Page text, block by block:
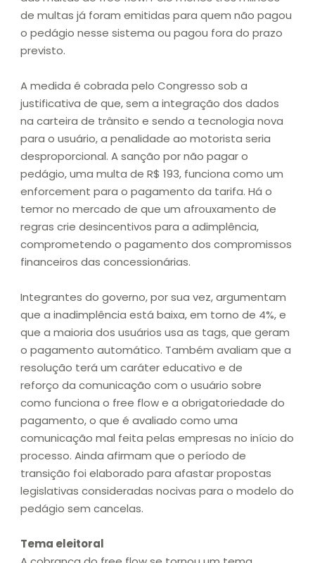
de multas já foram emitidas para quem não pagou
o pedágio nesse sistema ou pagou fora do prazo
previsto.
A medida é cobrada pelo Congresso sob a
justificativa de que, sem a integração dos dados
na carteira de trânsito e sendo a tecnologia nova
para o usuário, a penalidade ao motorista seria
desproporcional. A sanção por não pagar o
pedágio, uma multa de R$ 193, funciona como um
enforcement para o pagamento da tarifa. Há o
temor no mercado de que um afrouxamento de
regras crie desincentivos para a adimplência,
comprometendo o pagamento dos compromissos
financeiros das concessionárias.
Integrantes do governo, por sua vez, argumentam
que a inadimplência está baixa, em torno de 4%, e
que a maioria dos usuários usa as tags, que geram
o pagamento automático. Também avaliam que a
resolução terá um caráter educativo e de
reforço da comunicação com o usuário sobre
como funciona o free flow e a obrigatoriedade do
pagamento, o que é avaliado como uma
comunicação mal feita pelas empresas no início do
processo. Ainda afirmam que o período de
transição foi elaborado para afastar propostas
legislativas consideradas nocivas para o modelo do
pedágio sem cancelas.
Tema eleitoral